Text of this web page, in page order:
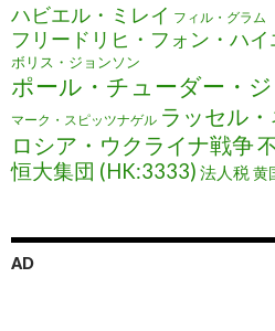
ハビエル・ミレイ フィル・グラム
フリードリヒ・フォン・ハイ
ボリス・ジョンソン
ポール・チューダー・
マーク・スピッツナゲル ラッセル
ロシア・ウクライナ戦争
恒大集団 (HK:3333) 法人税黄
AD